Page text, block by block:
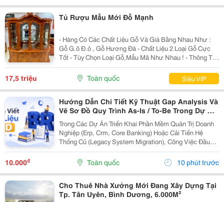
Tủ Rượu Mẫu Mới Đỗ Mạnh
- Hàng Có Các Chất Liệu Gỗ Và Giá Bằng Nhau Như :
Gỗ G.õ Đ.ỏ , Gỗ Hương Đá - Chất Liệu 2 Loại Gỗ Cực
Tốt - Tùy Chọn Loại Gỗ,Mẫu Mã Như Nhau ! - Thông Tin
Sản Phẩm : ++++ Hàng Có Kích Thước Và Giá ++ Dài
1M6 X 45 X 2M3 = 17.500.000 ++ Dài 1M8 X 45 X...
17,5 triệu Toàn quốc Siêu VIP
Hướng Dẫn Chi Tiết Kỹ Thuật Gap Analysis Và
Vẽ Sơ Đồ Quy Trình As-Is / To-Be Trong Dự Án
Chuyển Đổi Số
Trong Các Dự Án Triển Khai Phần Mềm Quản Trị Doanh
Nghiệp (Erp, Crm, Core Banking) Hoặc Cải Tiến Hệ
Thống Cũ (Legacy System Migration), Công Việc Đầu
Tiên Và Quan Trọng Nhất Của It Ba Không Phải Là Nhảy
Vào Thiết Kế Ngay Tính Năng Mới. Thay Vào Đó,...
10.000₫ Toàn quốc 10 phút trước
Cho Thuê Nhà Xưởng Mới Đang Xây Dựng Tại
Tp. Tân Uyên, Bình Dương, 6.000M²